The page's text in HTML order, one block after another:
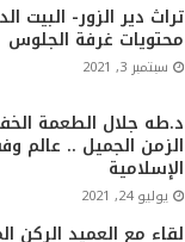
تراث دير الزور- البيت
محتويات غرفة الجلوس
سبتمبر 3, 2021
د.طه جلال الطعمة
الزمن الجميل .. عالم
الإسلامية
يوليو 24, 2021
لقاء مع العميد الركن